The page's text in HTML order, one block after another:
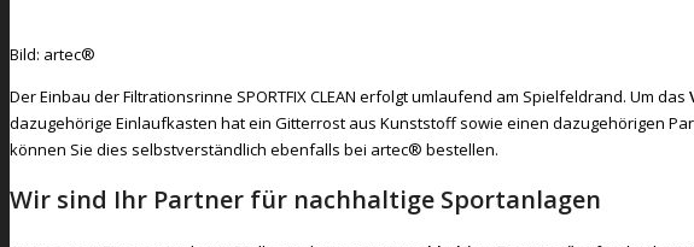
Bild: artec®
Der Einbau der Filtrationsrinne SPORTFIX CLEAN erfolgt umlaufend am Spielfeldrand. Um das
dazugehörige Einlaufkasten hat ein Gitterrost aus Kunststoff sowie einen dazugehörigen
können Sie dies selbstverständlich ebenfalls bei artec® bestellen.
Wir sind Ihr Partner für nachhaltige Sportanlagen